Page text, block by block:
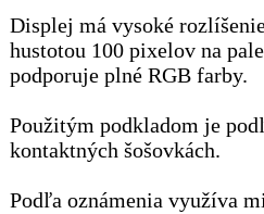
Displej má vysoké
hustotou 100 pixelov na
podporuje plné RGB farby.
Použitým podkladom je
kontaktných šošovkách.
Podľa oznámenia využíva